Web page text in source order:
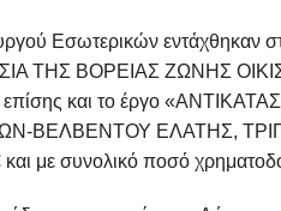
Εσωτερικών
ΤΗΣ ΒΟΡΕΙΑΣ ΖΩΝΗΣ
και το έργο
ΒΕΛΒΕΝΤΟΥ ΕΛΑΤΗΣ,
με συνολικό ποσό